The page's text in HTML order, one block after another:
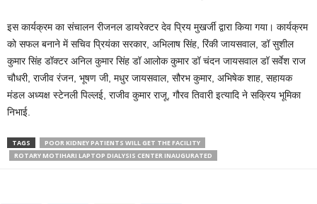
इस कार्यक्रम का संचालन रीजनल डायरेक्टर देव प्रिय मुखर्जी द्वारा किया गया। कार्यक्रम
को सफल बनाने में सचिव प्रियंका सरकार, अभिलाष सिंह, रिंकी जायसवाल, डॉ सुशील
कुमार सिंह डॉक्टर अनिल कुमार सिंह डॉ आलोक कुमार डॉ चंदन जायसवाल डॉ सर्वेश राज
चौधरी, राजीव रंजन, भूषण जी, मधुर जायसवाल, सौरभ कुमार, अभिषेक शाह, सहायक
मंडल अध्यक्ष स्टेनली पिल्लई, राजीव कुमार राजू, गौरव तिवारी इत्यादि ने सक्रिय भूमिका
निभाई.
TAGS
POOR KIDNEY PATIENTS WILL GET THE FACILITY
ROTARY MOTIHARI LAPTOP DIALYSIS CENTER INAUGURATED